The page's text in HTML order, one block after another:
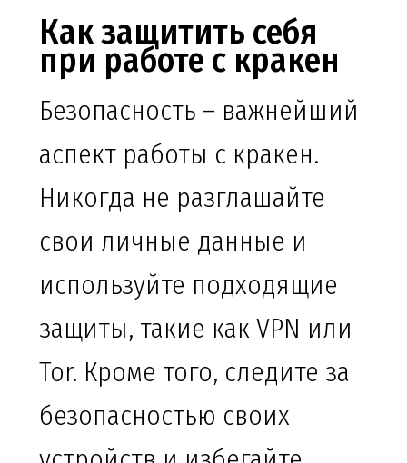
Как защитить себя
при работе с кракен
Безопасность – важнейший
аспект работы с кракен.
Никогда не разглашайте
свои личные данные и
используйте подходящие
защиты, такие как VPN или
Tor. Кроме того, следите за
безопасностью своих